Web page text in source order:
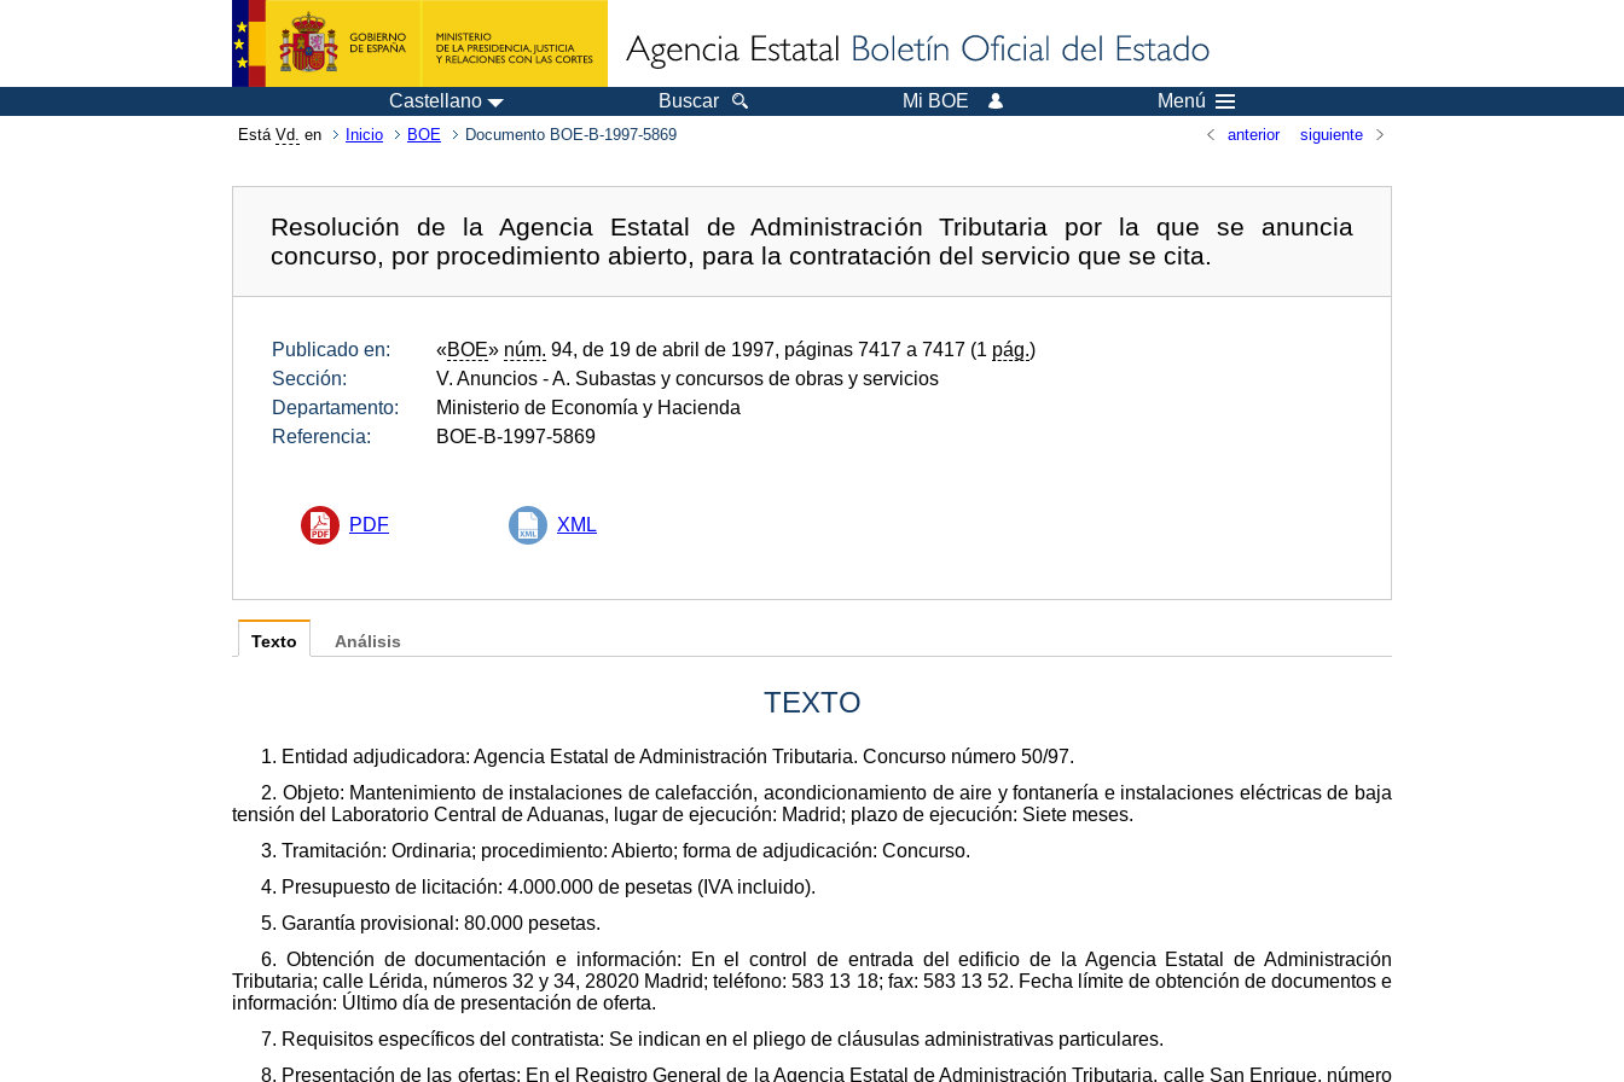
Castellano Buscar Mi BOE Menú
Está Vd. en Inicio BOE Documento BOE-B-1997-5869 anterior siguiente
Resolución de la Agencia Estatal de Administración Tributaria por la que se anuncia
concurso, por procedimiento abierto, para la contratación del servicio que se cita.
Publicado en: «BOE» núm. 94, de 19 de abril de 1997, páginas 7417 a 7417 (1 pág.)
Sección:
V. Anuncios - A. Subastas y concursos de obras y servicios
Departamento:
Ministerio de Economía y Hacienda
Referencia:
BOE-B-1997-5869
PDF XML
Texto
TEXTO
1. Entidad adjudicadora: Agencia Estatal de Administración Tributaria. Concurso número 50/97.
2. Objeto: Mantenimiento de instalaciones de calefacción, acondicionamiento de aire y fontanería e instalaciones eléctricas de baja
tensión del Laboratorio Central de Aduanas, lugar de ejecución: Madrid; plazo de ejecución: Siete meses.
3. Tramitación: Ordinaria; procedimiento: Abierto; forma de adjudicación: Concurso.
4. Presupuesto de licitación: 4.000.000 de pesetas (IVA incluido).
5. Garantía provisional: 80.000 pesetas.
6. Obtención de documentación e información: En el control de entrada del edificio de la Agencia Estatal de Administración
Tributaria; calle Lérida, números 32 y 34, 28020 Madrid; teléfono: 583 13 18; fax: 583 13 52. Fecha límite de obtención de documentos e
información: Último día de presentación de oferta.
7. Requisitos específicos del contratista: Se indican en el pliego de cláusulas administrativas particulares.
8. Presentación de las ofertas: En el Registro General de la Agencia Estatal de Administración Tributaria, calle San Enrique, número
Análisis